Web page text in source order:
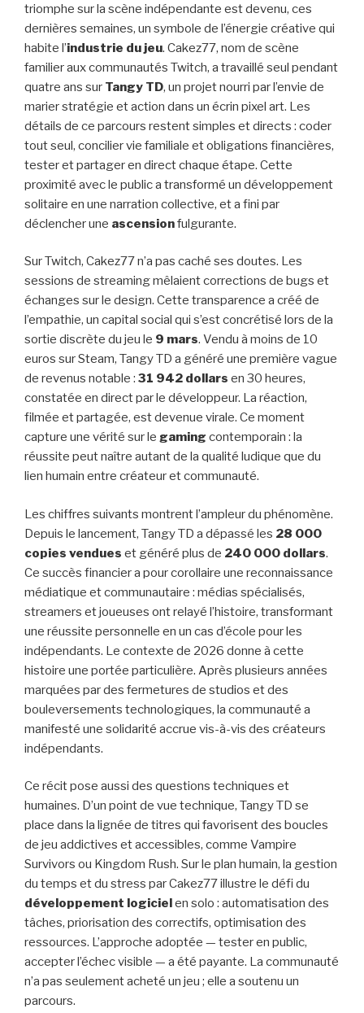
triomphe sur la scène indépendante est devenu, ces
dernières semaines, un symbole de l’énergie créative qui
habite l’industrie du jeu. Cakez77, nom de scène
familier aux communautés Twitch, a travaillé seul pendant
quatre ans sur Tangy TD, un projet nourri par l’envie de
marier stratégie et action dans un écrin pixel art. Les
détails de ce parcours restent simples et directs : coder
tout seul, concilier vie familiale et obligations financières,
tester et partager en direct chaque étape. Cette
proximité avec le public a transformé un développement
solitaire en une narration collective, et a fini par
déclencher une ascensionfulgurante.
Sur Twitch, Cakez77 n’a pas caché ses doutes. Les
sessions de streaming mêlaient corrections de bugs et
échanges sur le design. Cette transparence a créé de
l’empathie, un capital social qui s’est concrétisé lors de la
sortie discrète du jeu le 9 mars. Vendu à moins de 10
euros sur Steam, Tangy TD a généré une première vague
de revenus notable : 31 942 dollars en 30 heures,
constatée en direct par le développeur. La réaction,
filmée et partagée, est devenue virale. Ce moment
capture une vérité sur le gaming contemporain : la
réussite peut naître autant de la qualité ludique que du
lien humain entre créateur et communauté.
Les chiffres suivants montrent l’ampleur du phénomène.
Depuis le lancement, Tangy TD a dépassé les 28 000
copies vendues et généré plus de 240 000 dollars.
Ce succès financier a pour corollaire une reconnaissance
médiatique et communautaire : médias spécialisés,
streamers et joueuses ont relayé l’histoire, transformant
une réussite personnelle en un cas d’école pour les
indépendants. Le contexte de 2026 donne à cette
histoire une portée particulière. Après plusieurs années
marquées par des fermetures de studios et des
bouleversements technologiques, la communauté a
manifesté une solidarité accrue vis-à-vis des créateurs
indépendants.
Ce récit pose aussi des questions techniques et
humaines. D’un point de vue technique, Tangy TD se
place dans la lignée de titres qui favorisent des boucles
de jeu addictives et accessibles, comme Vampire
Survivors ou Kingdom Rush. Sur le plan humain, la gestion
du temps et du stress par Cakez77 illustre le défi du
développement logicielen solo : automatisation des
tâches, priorisation des correctifs, optimisation des
ressources. L’approche adoptée — tester en public,
accepter l’échec visible — a été payante. La communauté
n’a pas seulement acheté un jeu ; elle a soutenu un
parcours.